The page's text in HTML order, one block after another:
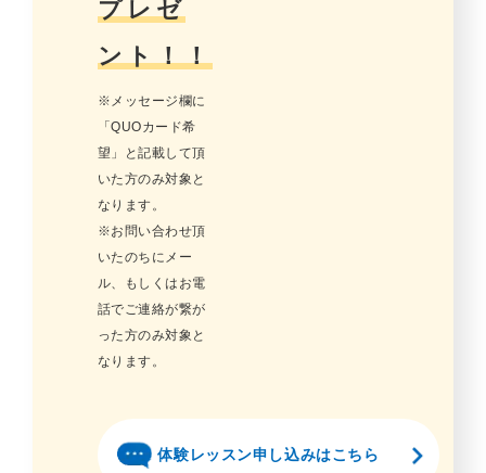
プレゼ
ント！！
※メッセージ欄に
「QUOカード希
望」と記載して頂
いた方のみ対象と
なります。
※お問い合わせ頂
いたのちにメー
ル、もしくはお電
話でご連絡が繋が
った方のみ対象と
なります。
体験レッスン申し込みはこちら